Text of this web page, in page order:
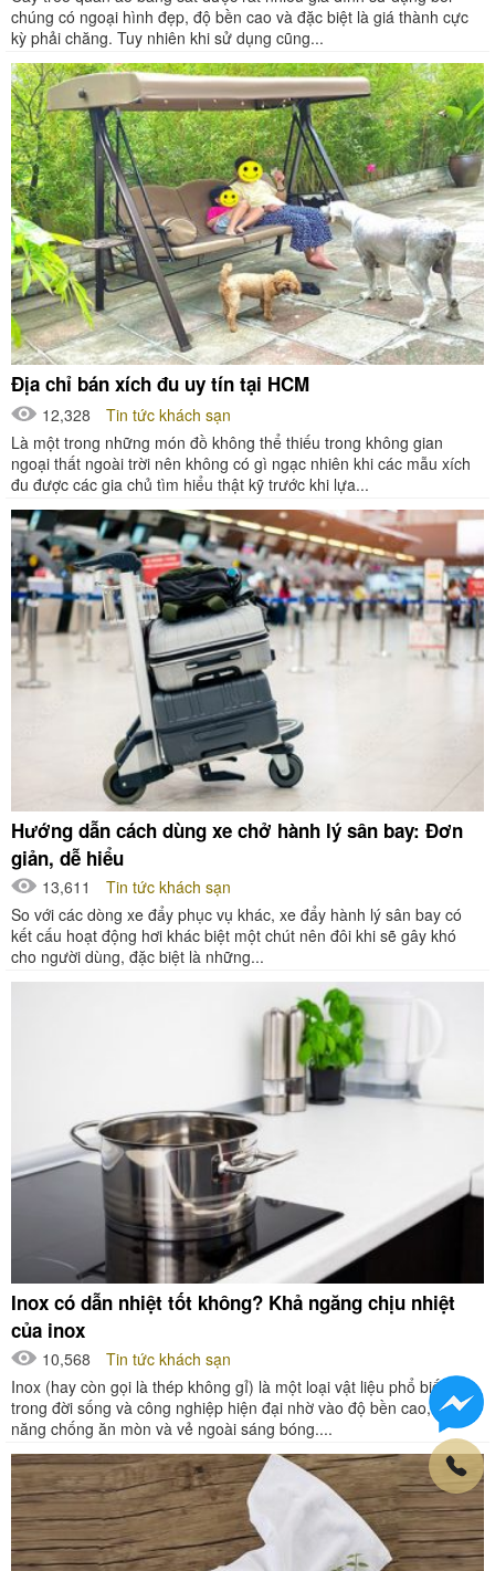
chúng có ngoại hình đẹp, độ bền cao và đặc biệt là giá thành cực
kỳ phải chăng. Tuy nhiên khi sử dụng cũng...
Địa chỉ bán xích đu uy tín tại HCM
12,328
Tin tức khách sạn
Là một trong những món đồ không thể thiếu trong không gian
ngoại thất ngoài trời nên không có gì ngạc nhiên khi các mẫu xích
đu được các gia chủ tìm hiểu thật kỹ trước khi lựa...
Hướng dẫn cách dùng xe chở hành lý sân bay: Đơn
giản, dễ hiểu
13,611
Tin tức khách sạn
So với các dòng xe đẩy phục vụ khác, xe đẩy hành lý sân bay có
kết cấu hoạt động hơi khác biệt một chút nên đôi khi sẽ gây khó
cho người dùng, đặc biệt là những...
Inox có dẫn nhiệt tốt không? Khả ngăng chịu nhiệt
của inox
10,568
Tin tức khách sạn
Inox (hay còn gọi là thép không gỉ) là một loại vật liệu phổ biến
trong đời sống và công nghiệp hiện đại nhờ vào độ bền cao, khả
năng chống ăn mòn và vẻ ngoài sáng bóng....